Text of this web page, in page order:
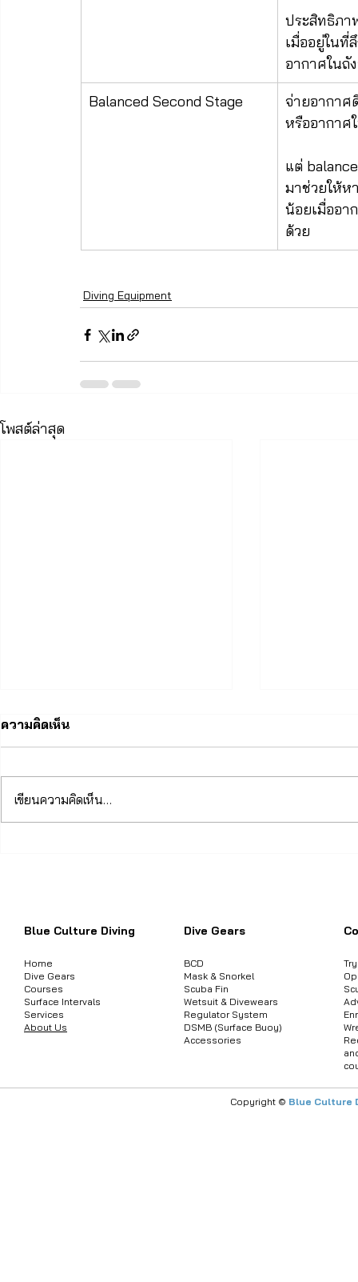
ประสิทธิภา
เมื่ออยู่ในที่
อากาศในถั
Balanced Second Stage
จ่ายอากา
หรืออากาศ
แต่
มาช่วยให้ห
น้อยเมื่ออา
ด้วย
Diving Equipment
โพสต์ล่าสุด
ความคิดเห็น
เขียนความคิดเห็น…
Blue Culture Diving
Home
Dive Gears
Courses
Surface Intervals
Services
About Us
Dive Gears
BCD
Mask & Snorkel
Scuba Fin
Wetsuit & Divewears
Regulator System
DSMB (Surface Buoy)
Accessories
Copyright © Blue Culture